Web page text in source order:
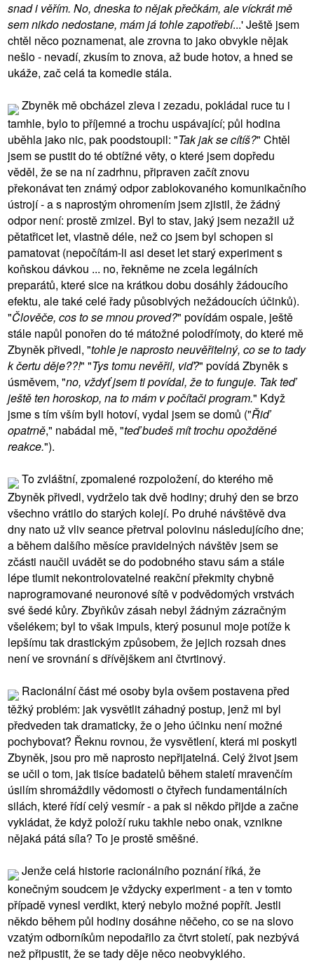
snad i věřím. No, dneska to nějak přečkám, ale víckrát mě
sem nikdo nedostane, mám já tohle zapotřebí...' Ještě jsem
chtěl něco poznamenat, ale zrovna to jako obvykle nějak
nešlo - nevadí, zkusím to znova, až bude hotov, a hned se
ukáže, zač celá ta komedie stála.
Zbyněk mě obcházel zleva i zezadu, pokládal ruce tu i
tamhle, bylo to příjemné a trochu uspávající; půl hodina
uběhla jako nic, pak poodstoupil: "Tak jak se cítíš?" Chtěl
jsem se pustit do té obtížné věty, o které jsem dopředu
věděl, že se na ní zadrhnu, připraven začít znovu
překonávat ten známý odpor zablokovaného komunikačního
ústrojí - a s naprostým ohromením jsem zjistil, že žádný
odpor není: prostě zmizel. Byl to stav, jaký jsem nezažil už
pětatřicet let, vlastně déle, než co jsem byl schopen si
pamatovat (nepočítám-li asi deset let starý experiment s
koňskou dávkou ... no, řekněme ne zcela legálních
preparátů, které sice na krátkou dobu dosáhly žádoucího
efektu, ale také celé řady působivých nežádoucích účinků).
"Člověče, cos to se mnou proved?" povídám ospale, ještě
stále napůl ponořen do té mátožné polodřímoty, do které mě
Zbyněk přivedl, "tohle je naprosto neuvěřitelný, co se to tady
k čertu děje??!" "Tys tomu nevěřil, viď?" povídá Zbyněk s
úsměvem, "no, vždyť jsem ti povídal, že to funguje. Tak teď
ještě ten horoskop, na to mám v počítači program." Když
jsme s tím vším byli hotoví, vydal jsem se domů ("Řiď
opatrně," nabádal mě, "teď budeš mít trochu opožděné
reakce.").
To zvláštní, zpomalené rozpoložení, do kterého mě
Zbyněk přivedl, vydrželo tak dvě hodiny; druhý den se brzo
všechno vrátilo do starých kolejí. Po druhé návštěvě dva
dny nato už vliv seance přetrval polovinu následujícího dne;
a během dalšího měsíce pravidelných návštěv jsem se
zčásti naučil uvádět se do podobného stavu sám a stále
lépe tlumit nekontrolovatelné reakční překmity chybně
naprogramované neuronové sítě v podvědomých vrstvách
své šedé kůry. Zbyňkův zásah nebyl žádným zázračným
všelékem; byl to však impuls, který posunul moje potíže k
lepšímu tak drastickým způsobem, že jejich rozsah dnes
není ve srovnání s dřívějškem ani čtvrtinový.
Racionální část mé osoby byla ovšem postavena před
těžký problém: jak vysvětlit záhadný postup, jenž mi byl
předveden tak dramaticky, že o jeho účinku není možné
pochybovat? Řeknu rovnou, že vysvětlení, která mi poskytl
Zbyněk, jsou pro mě naprosto nepřijatelná. Celý život jsem
se učil o tom, jak tisíce badatelů během staletí mravenčím
úsilím shromáždily vědomosti o čtyřech fundamentálních
silách, které řídí celý vesmír - a pak si někdo přijde a začne
vykládat, že když položí ruku takhle nebo onak, vznikne
nějaká pátá síla? To je prostě směšné.
Jenže celá historie racionálního poznání říká, že
konečným soudcem je vždycky experiment - a ten v tomto
případě vynesl verdikt, který nebylo možné popřít. Jestli
někdo během půl hodiny dosáhne něčeho, co se na slovo
vzatým odborníkům nepodařilo za čtvrt století, pak nezbývá
než připustit, že se tady děje něco neobvyklého.